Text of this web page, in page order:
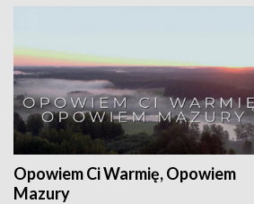
Opowiem Ci Warmię, Opowiem
Mazury